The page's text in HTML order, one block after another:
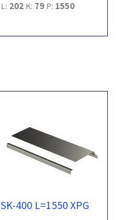
L: 202 K: 79 P: 1550
SK-400 L=1550 XPG